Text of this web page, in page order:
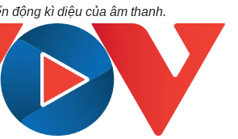
động kì diệu của âm thanh.